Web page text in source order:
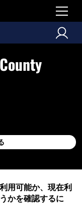
用可能か、現在利
かを確認するに